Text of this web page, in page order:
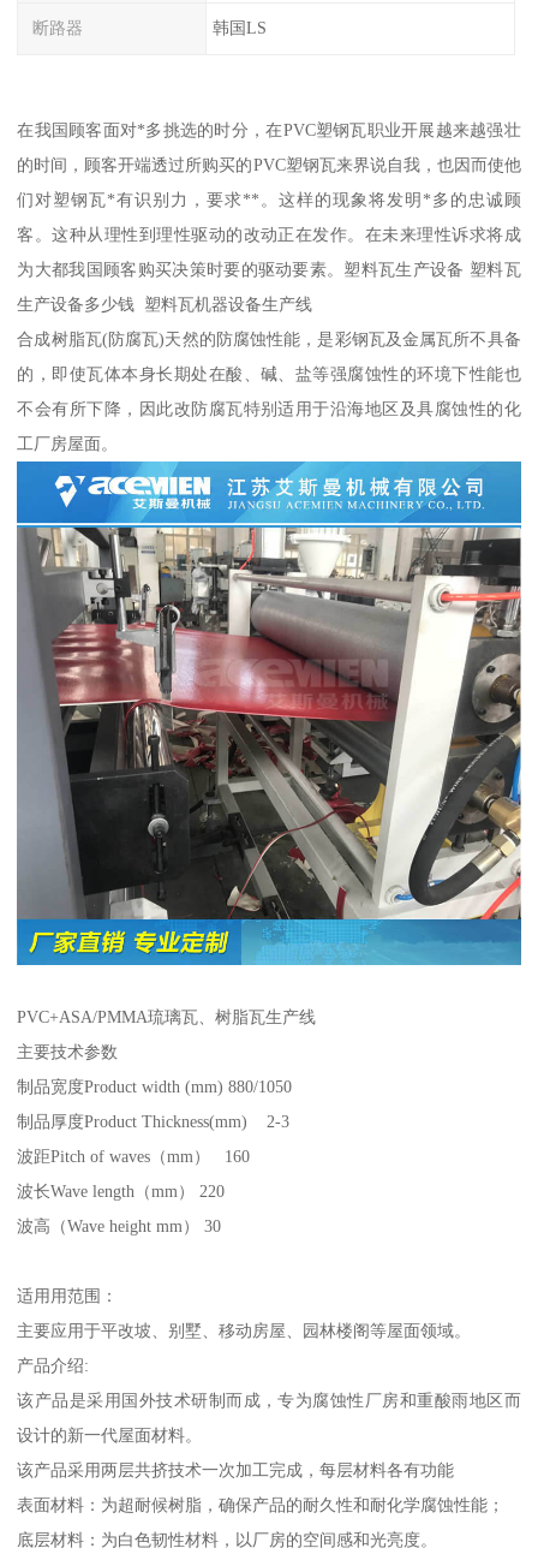
断路器 韩国LS
在我国顾客面对*多挑选的时分，在PVC塑钢瓦职业开展越来越强壮
的时间，顾客开端透过所购买的PVC塑钢瓦来界说自我，也因而使他
们对塑钢瓦*有识别力，要求**。这样的现象将发明*多的忠诚顾
客。这种从理性到理性驱动的改动正在发作。在未来理性诉求将成
为大都我国顾客购买决策时要的驱动要素。塑料瓦生产设备 塑料瓦
生产设备多少钱 塑料瓦机器设备生产线
合成树脂瓦(防腐瓦)天然的防腐蚀性能，是彩钢瓦及金属瓦所不具备
的，即使瓦体本身长期处在酸、碱、盐等强腐蚀性的环境下性能也
不会有所下降，因此改防腐瓦特别适用于沿海地区及具腐蚀性的化
工厂房屋面。
PVC+ASA/PMMA琉璃瓦、树脂瓦生产线
主要技术参数
制品宽度Product width (mm) 880/1050
制品厚度Product Thickness(mm) 2-3
波距Pitch of waves（mm） 160
波长Wave length（mm） 220
波高（Wave height mm） 30
适用用范围：
主要应用于平改坡、别墅、移动房屋、园林楼阁等屋面领域。
产品介绍:
该产品是采用国外技术研制而成，专为腐蚀性厂房和重酸雨地区而
设计的新一代屋面材料。
该产品采用两层共挤技术一次加工完成，每层材料各有功能
表面材料：为超耐候树脂，确保产品的耐久性和耐化学腐蚀性能；
底层材料：为白色韧性材料，以厂房的空间感和光亮度。